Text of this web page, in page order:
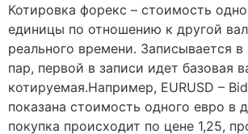
Котировка форекс – стоимость
единицы по отношению к другой
реального времени. Записывается
пар, первой в записи идет базовая
котируемая.Например, EURUSD –
показана стоимость одного евро в
покупка происходит по цене 1,25,